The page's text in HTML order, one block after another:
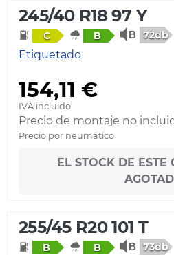
245/40 R18 97 Y
C B 72db
Etiquetado
154,11 €
IVA incluido
Precio de montaje no
Precio por neumático
EL STOCK DE ESTE
255/45 R20 101 T
B B 73db